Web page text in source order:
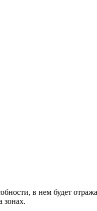
в нем будет
зонах.